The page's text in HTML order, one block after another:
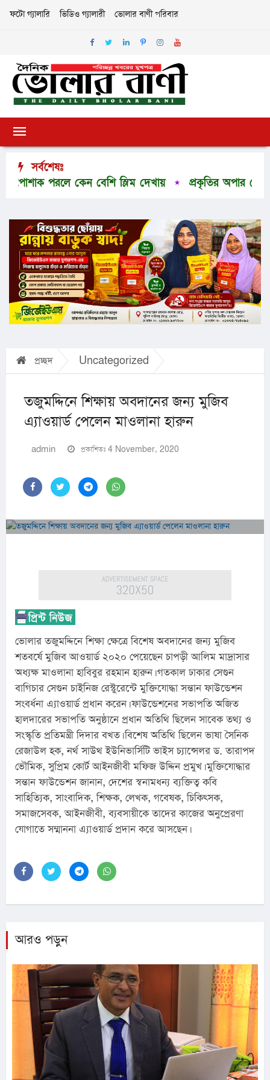
ফটো গ্যালারি ভিডিও গ্যালারী ভোলার বাণী পরিবার
সর্বশেষঃ
পরলে কেন বেশি স্লিম দেখায়
প্রকৃতির অপার সৌন্দর্যের
প্রচ্ছদ Uncategorized
তজুমদ্দিনে শিক্ষায় অবদানের জন্য মুজিব
এ্যাওয়ার্ড পেলেন মাওলানা হারুন
admin প্রকাশিতঃ 4 November, 2020
ভোলার তজুমদ্দিনে শিক্ষা ক্ষেত্রে বিশেষ অবদানের জন্য মুজিব
শতবর্ষে মুজিব আওয়ার্ড ২০২০ পেয়েছেন চাপড়ী আলিম মাদ্রাসার
অধ্যক্ষ মাওলানা হাবিবুর রহমান হারুন। গতকাল ঢাকার সেগুন
বাগিচার সেগুন চাইনিজ রেস্টুরেন্টে মুক্তিযোদ্ধা সন্তান ফাউন্ডেশন
সংবর্ধনা এ্যাওয়ার্ড প্রধান করেন। ফাউন্ডেশনের সভাপতি অজিত
হালদারের সভাপতি অনুষ্ঠানে প্রধান অতিথি ছিলেন সাবেক তথ্য ও
সংস্কৃতি প্রতিমন্ত্রী দিদার বখত। বিশেষ অতিথি ছিলেন ভাষা সৈনিক
রেজাউল হক, নর্থ সাউথ ইউনিভার্সিটি ভাইস চ্যান্সেলর ড. তারাপদ
ভৌমিক, সুপ্রিম কোর্ট আইনজীবী মফিজ উদ্দিন প্রমুখ। মুক্তিযোদ্ধার
সন্তান ফাউন্ডেশন জানান, দেশের স্বনামধন্য ব্যক্তিত্ব কবি
সাহিত্যিক, সাংবাদিক, শিক্ষক, লেখক, গবেষক, চিকিৎসক,
সমাজসেবক, আইনজীবী, ব্যবসায়ীকে তাদের কাজের অনুপ্রেরণা
যোগাতে সম্মাননা এ্যাওয়ার্ড প্রদান করে আসছেন।
আরও পড়ুন